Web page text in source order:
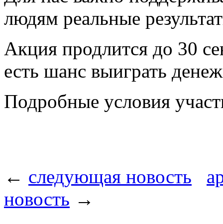
людям реальные
Акция продлится до 30
есть шанс выиграть
Подробные условия
← следующая новость
новость →